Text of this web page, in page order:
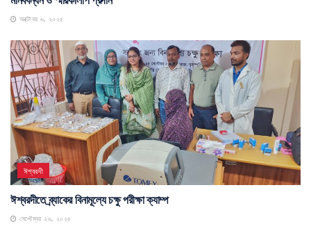
অক্টোবর ৬, ২০২৫
ঈশ্বরদী
ঈশ্বরদীতে ব্র্যাকের বিনামূল্যে চক্ষু পরীক্ষা ক্যাম্প
সেপ্টেম্বর ২৬, ২০২৫